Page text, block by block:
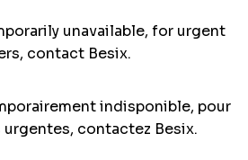
unavailable, for urgent
contact Besix.
indisponible, pour
contactez Besix.